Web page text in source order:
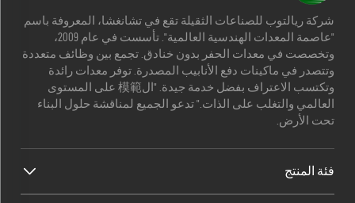
شركة ريالتوب للصناعات الثقيلة تقع في تشانغشا، المعروفة باسم
"عاصمة المعدات الهندسية العالمية". تأسست في عام 2009،
وتخصصت في معدات الحفر بدون خنادق. تجمع بين وظائف متعددة
وتتصدر في ماكينات دفع الأنابيب المصدرة. توفر معدات رائدة
وتكتسب الاعتراف بفضل خدمة جيدة. "ال模範 على المستوى
العالمي والتغلب على الذات." تدعو الجميع لمناقشة حلول البناء
تحت الأرض.
فئة المنتج